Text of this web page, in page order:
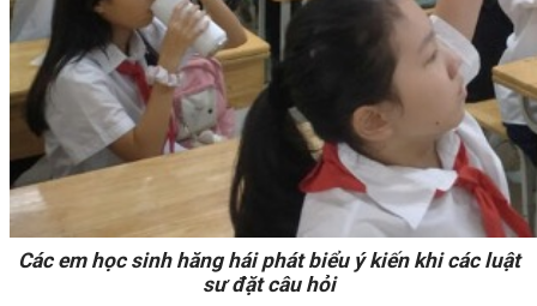
Các em học sinh hăng hái phát biểu ý kiến khi các luật
sư đặt câu hỏi